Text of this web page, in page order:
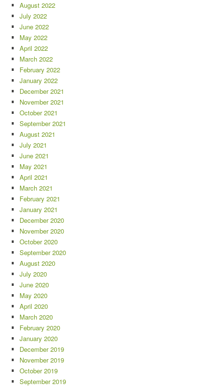
August 2022
July 2022
June 2022
May 2022
April 2022
March 2022
February 2022
January 2022
December 2021
November 2021
October 2021
September 2021
August 2021
July 2021
June 2021
May 2021
April 2021
March 2021
February 2021
January 2021
December 2020
November 2020
October 2020
September 2020
August 2020
July 2020
June 2020
May 2020
April 2020
March 2020
February 2020
January 2020
December 2019
November 2019
October 2019
September 2019